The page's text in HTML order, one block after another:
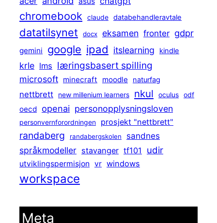
chromebook claude databehandleravtale
datatilsynet docx eksamen fronter gdpr
gemini google ipad itslearning kindle
krle lms læringsbasert spilling
microsoft minecraft moodle naturfag
nettbrett new millenium learners nkul oculus odf
oecd openai personopplysningsloven
personvernforordningen prosjekt "nettbrett"
randaberg randabergskolen
sandnes
språkmodeller stavanger tf101 udir
utviklingspermisjon vr windows
workspace
Meta